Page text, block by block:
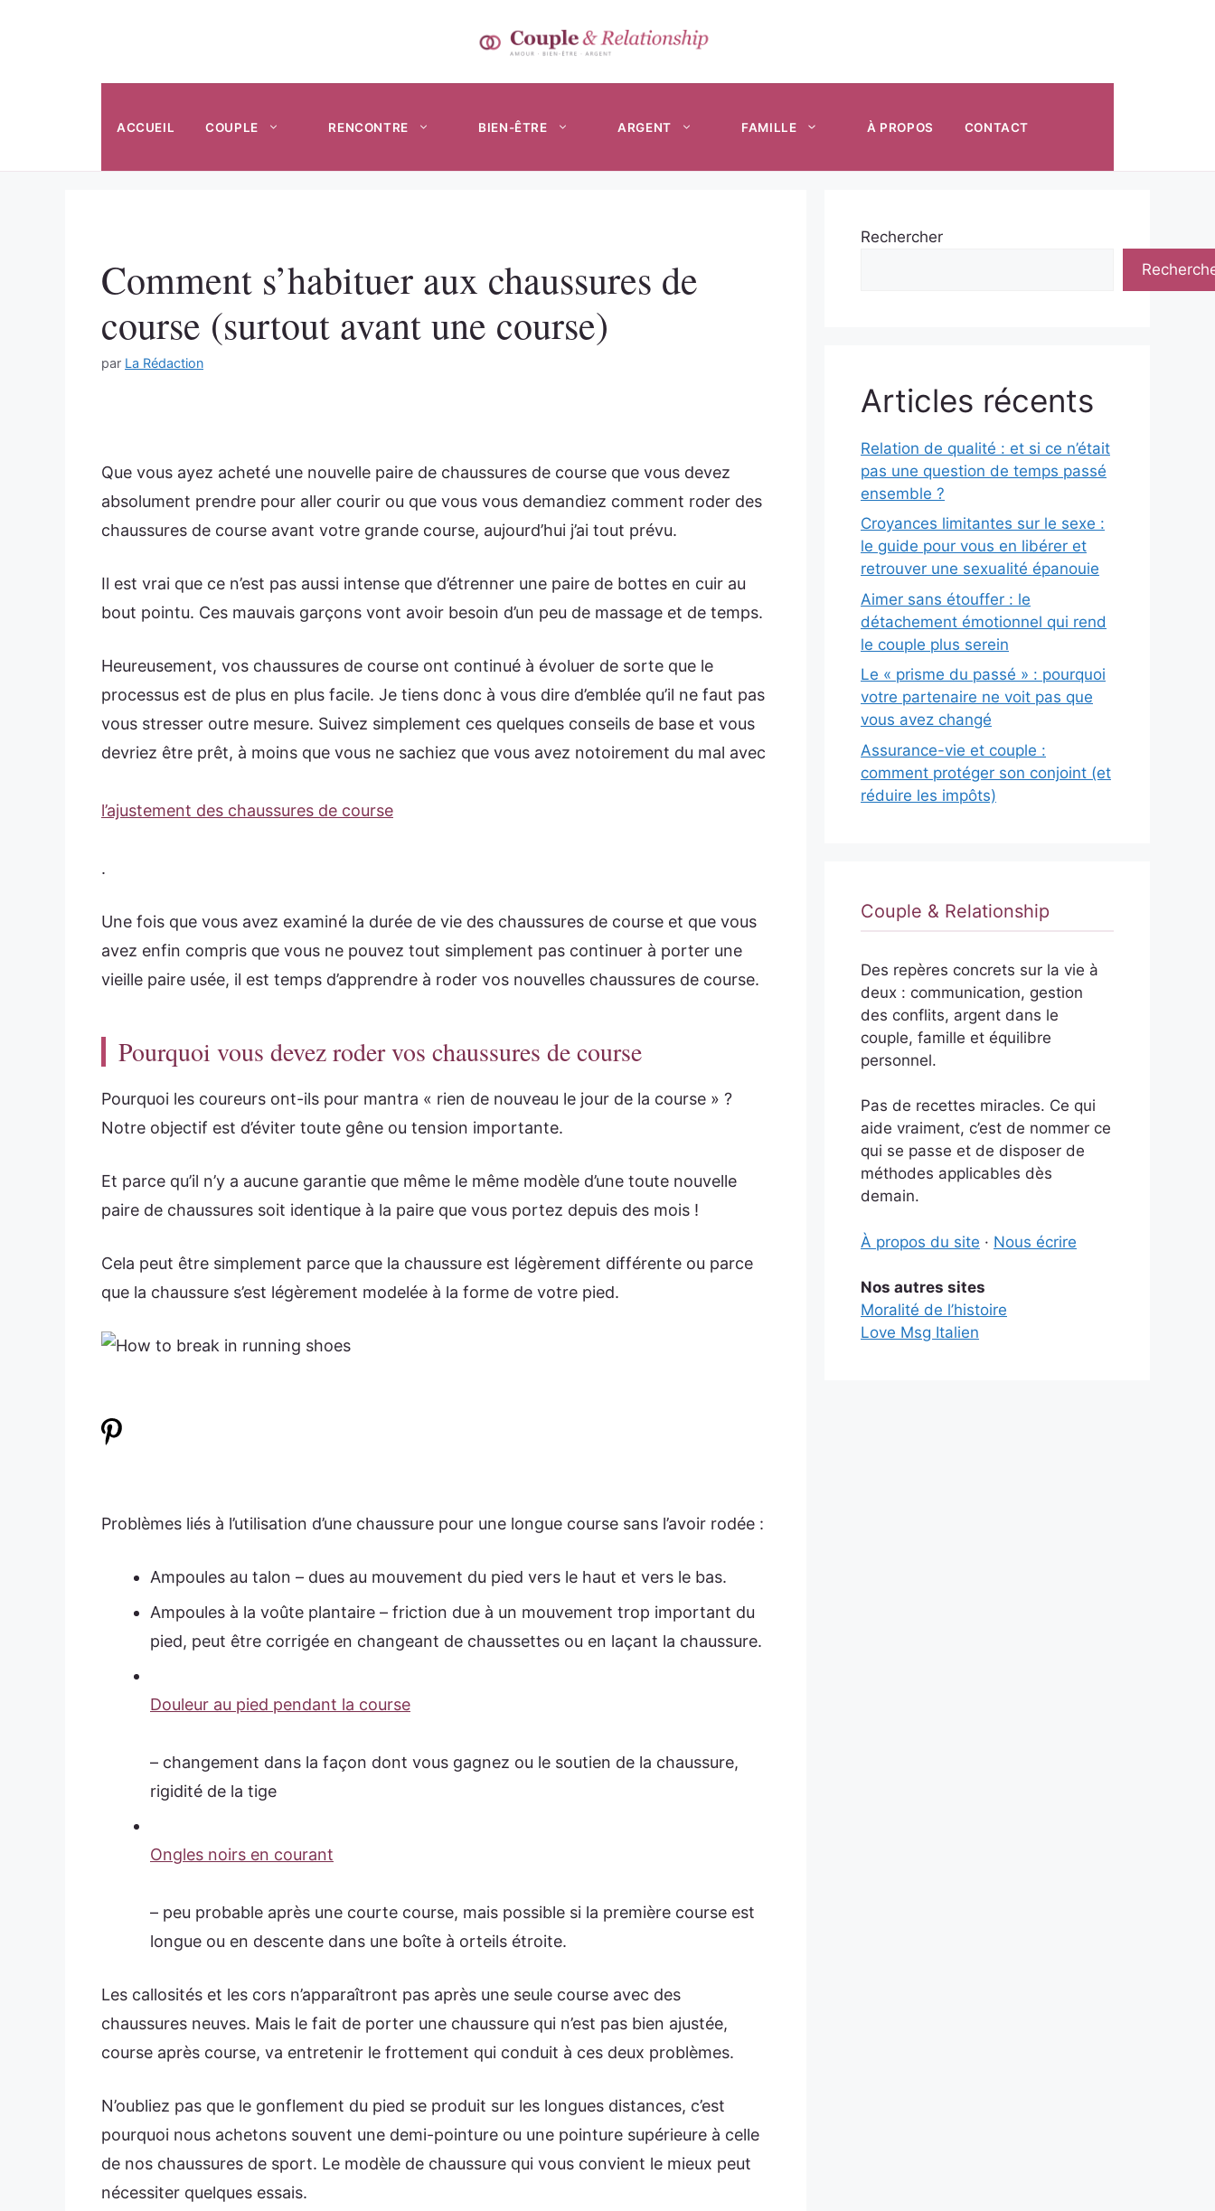
ACCUEIL COUPLE RENCONTRE BIEN-ÊTRE ARGENT FAMILLE À PROPOS CONTACT
Comment s’habituer aux chaussures de
course (surtout avant une course)
par La Rédaction
Que vous ayez acheté une nouvelle paire de chaussures de course que vous devez
absolument prendre pour aller courir ou que vous vous demandiez comment roder des
chaussures de course avant votre grande course, aujourd’hui j’ai tout prévu.
Il est vrai que ce n’est pas aussi intense que d’étrenner une paire de bottes en cuir au
bout pointu. Ces mauvais garçons vont avoir besoin d’un peu de massage et de temps.
Heureusement, vos chaussures de course ont continué à évoluer de sorte que le
processus est de plus en plus facile. Je tiens donc à vous dire d’emblée qu’il ne faut pas
vous stresser outre mesure. Suivez simplement ces quelques conseils de base et vous
devriez être prêt, à moins que vous ne sachiez que vous avez notoirement du mal avec
l’ajustement des chaussures de course
.
Une fois que vous avez examiné la durée de vie des chaussures de course et que vous
avez enfin compris que vous ne pouvez tout simplement pas continuer à porter une
vieille paire usée, il est temps d’apprendre à roder vos nouvelles chaussures de course.
Pourquoi vous devez roder vos chaussures de course
Pourquoi les coureurs ont-ils pour mantra « rien de nouveau le jour de la course » ?
Notre objectif est d’éviter toute gêne ou tension importante.
Et parce qu’il n’y a aucune garantie que même le même modèle d’une toute nouvelle
paire de chaussures soit identique à la paire que vous portez depuis des mois !
Cela peut être simplement parce que la chaussure est légèrement différente ou parce
que la chaussure s’est légèrement modelée à la forme de votre pied.
Problèmes liés à l’utilisation d’une chaussure pour une longue course sans l’avoir rodée :
Ampoules au talon – dues au mouvement du pied vers le haut et vers le bas.
Ampoules à la voûte plantaire – friction due à un mouvement trop important du
pied, peut être corrigée en changeant de chaussettes ou en laçant la chaussure.
Douleur au pied pendant la course
– changement dans la façon dont vous gagnez ou le soutien de la chaussure,
rigidité de la tige
Ongles noirs en courant
– peu probable après une courte course, mais possible si la première course est
longue ou en descente dans une boîte à orteils étroite.
Les callosités et les cors n’apparaîtront pas après une seule course avec des
chaussures neuves. Mais le fait de porter une chaussure qui n’est pas bien ajustée,
course après course, va entretenir le frottement qui conduit à ces deux problèmes.
N’oubliez pas que le gonflement du pied se produit sur les longues distances, c’est
pourquoi nous achetons souvent une demi-pointure ou une pointure supérieure à celle
de nos chaussures de sport. Le modèle de chaussure qui vous convient le mieux peut
nécessiter quelques essais.
Rechercher
Articles récents
Relation de qualité : et si ce n’était
pas une question de temps passé
ensemble ?
Croyances limitantes sur le sexe :
le guide pour vous en libérer et
retrouver une sexualité épanouie
Aimer sans étouffer : le
détachement émotionnel qui rend
le couple plus serein
Le « prisme du passé » : pourquoi
votre partenaire ne voit pas que
vous avez changé
Assurance-vie et couple :
comment protéger son conjoint (et
réduire les impôts)
Couple & Relationship
Des repères concrets sur la vie à
deux : communication, gestion
des conflits, argent dans le
couple, famille et équilibre
personnel.
Pas de recettes miracles. Ce qui
aide vraiment, c’est de nommer ce
qui se passe et de disposer de
méthodes applicables dès
demain.
À propos du site · Nous écrire
Nos autres sites
Moralité de l’histoire
Love Msg Italien